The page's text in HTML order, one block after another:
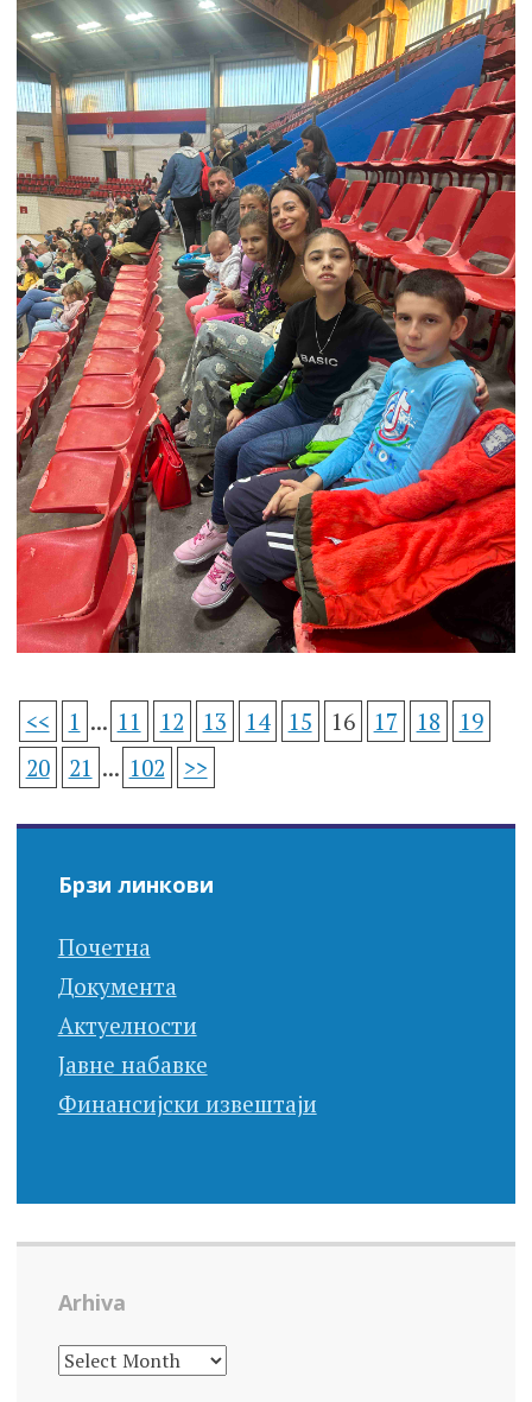
<< 1 ... 11 12 13 14 15 16 17 18
19
20
21 ... 102 >>
Брзи линкови
Почетна
Документа
Актуелности
Јавне набавке
Финансијски извештаји
Arhiva
ARHIVA